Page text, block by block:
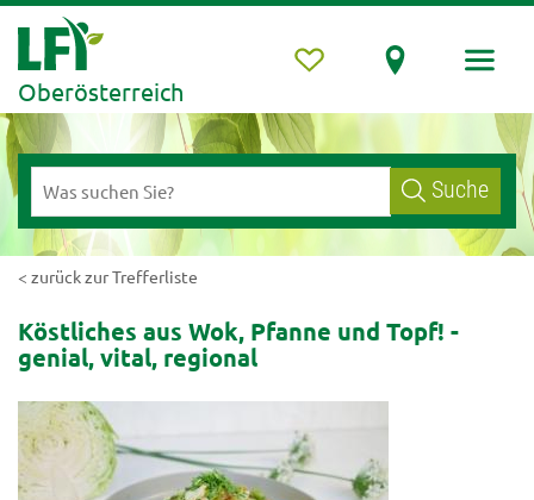
Oberösterreich
Suche
< zurück zur Trefferliste
Köstliches aus Wok, Pfanne und Topf! -
genial, vital, regional